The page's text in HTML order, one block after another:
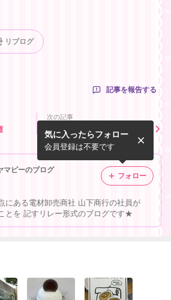
リブログ
記事を報告する
次の記事
マピーのブログ
にある電材卸売商社 山下商行の社員が
とを 記すリレー形式のブログです★
気に入ったらフォロー
会員登録は不要です
フォロー